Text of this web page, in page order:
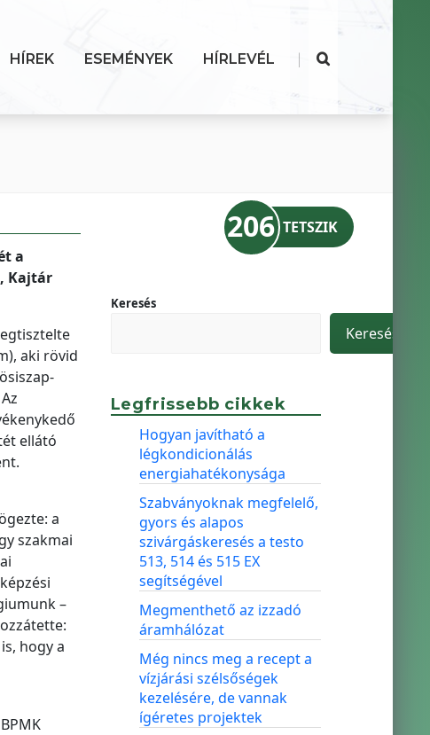
HÍREK ESEMÉNYEK HÍRLEVÉL |
a
Kajtár
aki rövid
ellátó
a
szakmai
–
hogy a
206 TETSZIK
Keresés
Keresés
Legfrissebb cikkek
Hogyan javítható a
légkondicionálás
energiahatékonysága
Szabványoknak megfelelő,
gyors és alapos
szivárgáskeresés a testo
513, 514 és 515 EX
segítségével
Megmenthető az izzadó
áramhálózat
Még nincs meg a recept a
vízjárási szélsőségek
kezelésére, de vannak
ígéretes projektek